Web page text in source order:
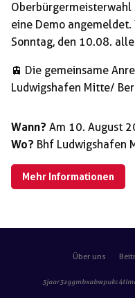
Oberbürgermeisterwahl
eine Demo
Sonntag, den 10.08.
🚊 Die gemeinsame
Ludwigshafen Mitte/
Wann? Am 10. August
Wo? Bhf Ludwigshafen
Mehr Informationen
Über uns